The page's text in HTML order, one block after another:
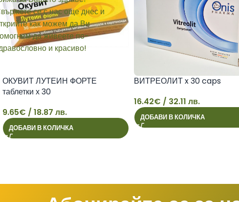
ОКУВИТ ЛУТЕИН ФОРТЕ
таблетки х 30
9.65€ / 18.87 лв.
ДОБАВИ В КОЛИЧКА
ВИТРЕОЛИТ x 30 caps
16.42€ / 32.11 лв.
ДОБАВИ В КОЛИЧКА